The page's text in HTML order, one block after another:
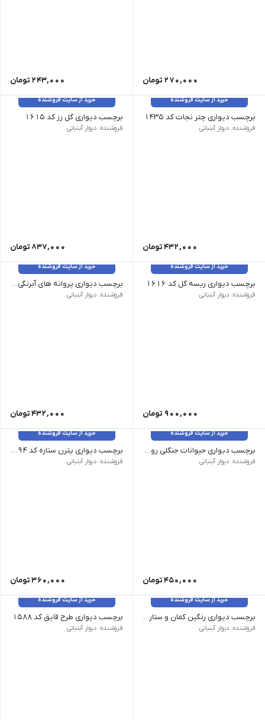
270,000 تومان 243,000 تومان
خرید از سایت فروشنده
برچسب دیواری چتر نجات کد 1435
وزن 120 گرم رنگ آبی، بنفش
فروشنده: دیوار آبنباتی
432,000تومان
خرید از سایت فروشنده
برچسب دیواری گل رز کد 1615
وزن 120 گرم سایز: ارتفاع 28 سانت رنگ: بدون تغییر رنگ
فروشنده: دیوار آبنباتی
837,000 تومان
خرید از سایت فروشنده
برچسب دیواری ریسه گل کد 1616
وزن 120 گرم سایز: ارتفاع 28 سانت رنگ: بدون تغییر رنگ
فروشنده: دیوار آبنباتی
900,000 تومان
خرید از سایت فروشنده
برچسب دیواری پروانه های آبرنگی1617 وزن 120 گرم سایز: ارتفاع 28 سانت رنگ: بدون تغییر رنگ
فروشنده: دیوار آبنباتی
432,000تومان
خرید از سایت فروشنده
برچسب دیواری حیوانات جنگلی روی ابر کد 1595 وزن 120 گرم سایز: بزرگ 100*68، متوسط 50*75 رنگ: بدون تغییر رنگ
فروشنده: دیوار آبنباتی
450,000تومان
خرید از سایت فروشنده
برچسب دیواری پترن ستاره کد 1594 وزن 120 گرم سایز: ابعاد هر ستاره 8 سانت میباشد
فروشنده: دیوار آبنباتی
360,000تومان
خرید از سایت فروشنده
برچسب دیواری رنگین کمان و ستاره کد 1590 وزن 120 گرم سایز: ابعاد هر رنگین کمان 10*16 سانت رنگ: رنگ صورتی آبی، رنگ نود، رنگ طوسی زرد، رنگ گلبهی نارنجی
فروشنده: دیوار آبنباتی
خرید از سایت فروشنده
برچسب دیواری طرح قایق کد 1588
وزن 120 گرم سایز: ابعاد تقریبی هر قایق 30 در 30 سانت رنگ رنگبندی غیر قابل تغییر هست
فروشنده: دیوار آبنباتی